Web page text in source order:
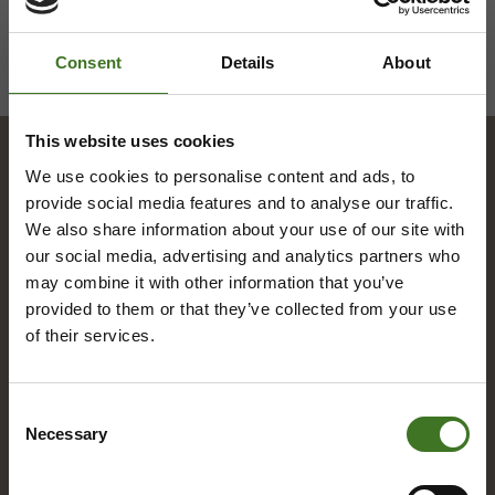
Consent Details About
This website uses cookies
We use cookies to personalise content and ads, to
provide social media features and to analyse our traffic.
We also share information about your use of our site with
our social media, advertising and analytics partners who
may combine it with other information that you’ve
provided to them or that they’ve collected from your use
of their services.
Selection
Necessary
Hakemisto
A
Alue­ke­räys­pis­teet